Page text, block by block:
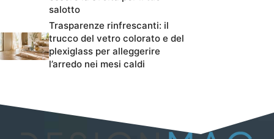
salotto
Trasparenze rinfrescanti: il
trucco del vetro colorato e del
plexiglass per alleggerire
l’arredo nei mesi caldi